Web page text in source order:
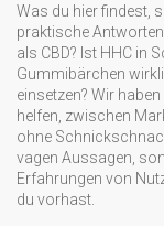
Was du hier findest,
praktische
als CBD? Ist HHC in
Gummibärchen
einsetzen? Wir
helfen, zwischen
ohne
vagen Aussagen,
Erfahrungen von
du vorhast.